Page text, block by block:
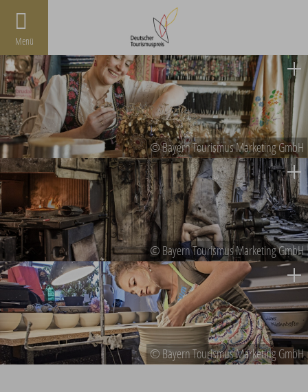
Menü
© Bayern Tourismus Marketing GmbH
© Bayern Tourismus Marketing GmbH
© Bayern Tourismus Marketing GmbH